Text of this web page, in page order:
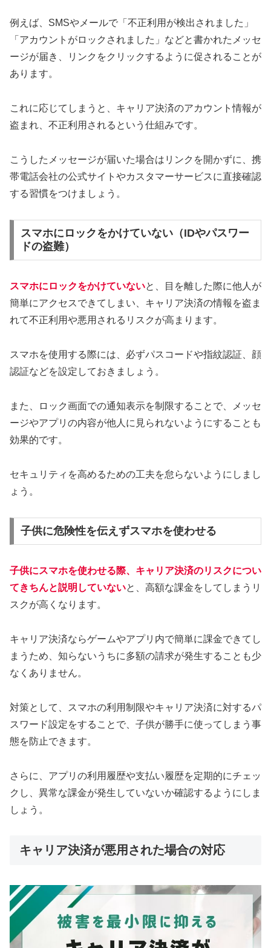
例えば、SMSやメールで「不正利用が検出されました」
「アカウントがロックされました」などと書かれたメッセ
ージが届き、リンクをクリックするように促されることが
あります。
これに応じてしまうと、キャリア決済のアカウント情報が
盗まれ、不正利用されるという仕組みです。
こうしたメッセージが届いた場合はリンクを開かずに、携
帯電話会社の公式サイトやカスタマーサービスに直接確認
する習慣をつけましょう。
スマホにロックをかけていない（IDやパスワー
ドの盗難）
スマホにロックをかけていないと、目を離した際に他人が
簡単にアクセスできてしまい、キャリア決済の情報を盗ま
れて不正利用や悪用されるリスクが高まります。
スマホを使用する際には、必ずパスコードや指紋認証、顔
認証などを設定しておきましょう。
また、ロック画面での通知表示を制限することで、メッセ
ージやアプリの内容が他人に見られないようにすることも
効果的です。
セキュリティを高めるための工夫を怠らないようにしまし
ょう。
子供に危険性を伝えずスマホを使わせる
子供にスマホを使わせる際、キャリア決済のリスクについ
てきちんと説明していないと、高額な課金をしてしまうリ
スクが高くなります。
キャリア決済ならゲームやアプリ内で簡単に課金できてし
まうため、知らないうちに多額の請求が発生することも少
なくありません。
対策として、スマホの利用制限やキャリア決済に対するパ
スワード設定をすることで、子供が勝手に使ってしまう事
態を防止できます。
さらに、アプリの利用履歴や支払い履歴を定期的にチェッ
クし、異常な課金が発生していないか確認するようにしま
しょう。
キャリア決済が悪用された場合の対応